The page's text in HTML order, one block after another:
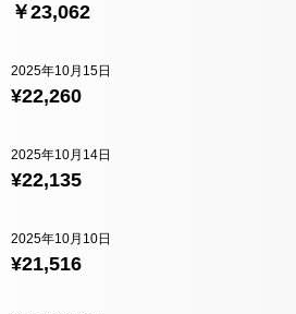
￥23,062
¥22,260
2025年10月15日
¥22,135
2025年10月14日
¥21,516
2025年10月10日